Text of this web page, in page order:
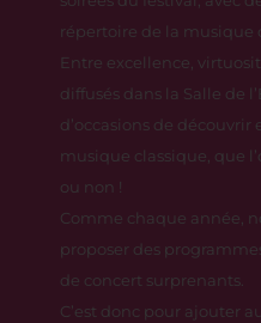
répertoire de la musique
Entre excellence,
diffusés dans la Salle de
d’occasions de découvrir
musique classique, que
ou non !
Comme chaque année,
proposer des
de concert surprenants.
C’est donc pour ajouter